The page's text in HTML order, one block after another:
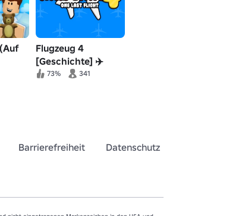
Flugzeug 4
[Geschichte] ✈️
73% 341
Barrierefreiheit
Datenschutz